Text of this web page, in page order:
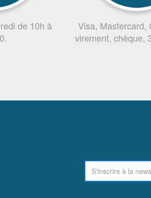
de 10h à
Visa, Mastercard,
virement, chèque,